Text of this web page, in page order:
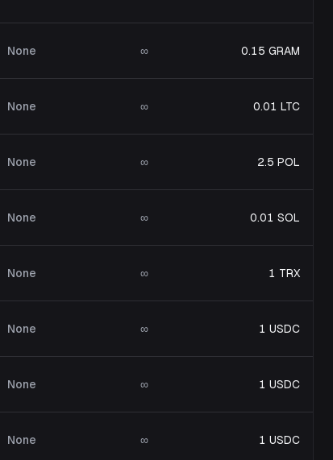
None ∞ 0.15 GRAM
None ∞ 0.01 LTC
None ∞ 2.5 POL
None ∞ 0.01 SOL
None ∞ 1 TRX
None ∞ 1 USDC
None ∞ 1 USDC
None ∞ 1 USDC